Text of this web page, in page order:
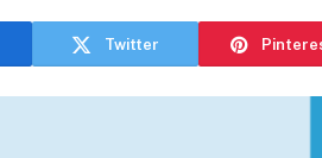
Twitter